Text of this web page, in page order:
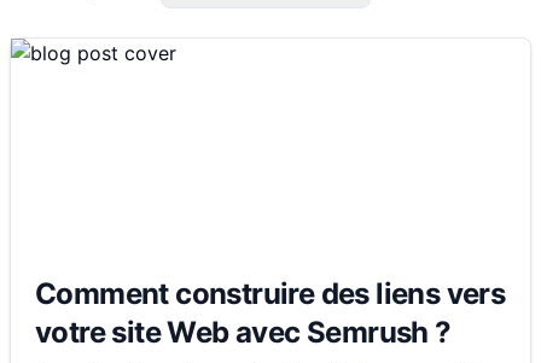
Comment construire des liens vers
votre site Web avec Semrush ?